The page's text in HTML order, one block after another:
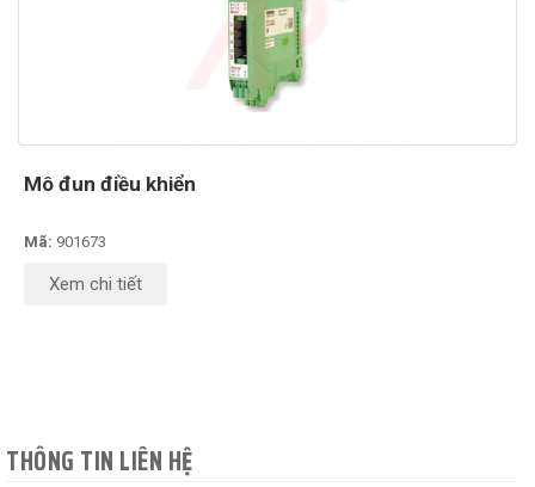
Mô đun điều khiển
Mã: 901673
Xem chi tiết
THÔNG TIN LIÊN HỆ